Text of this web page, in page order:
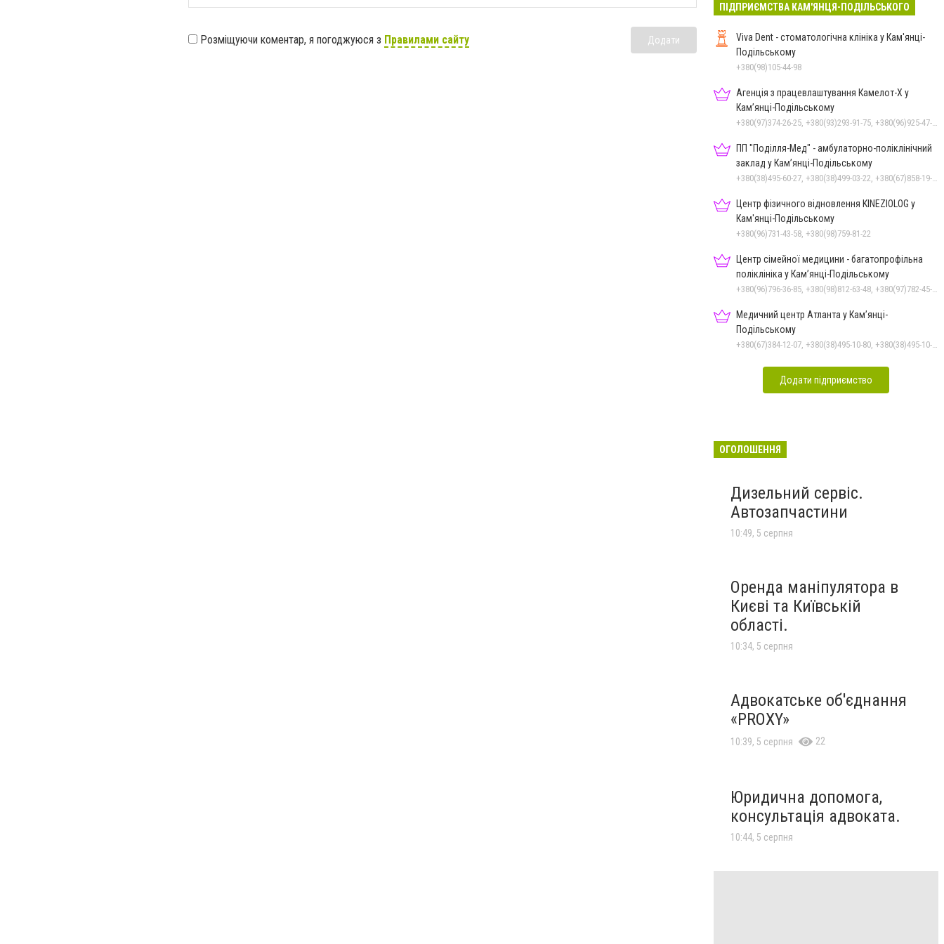
Розміщуючи коментар, я погоджуюся з Правилами сайту Додати
ПІДПРИЄМСТВА КАМ'ЯНЦЯ-ПОДІЛЬСЬКОГО
Viva Dent - стоматологічна клініка у Кам'янці-
Подільському
+380(98)105-44-98
Агенція з працевлаштування Камелот-Х у
Кам’янці-Подільському
+380(97)374-26-25, +380(93)293-91-75, +380(96)925-47-71, +380(73)327-54-83
ПП "Поділля-Мед" - амбулаторно-поліклінічний
заклад у Кам’янці-Подільському
+380(38)495-60-27, +380(38)499-03-22, +380(67)858-19-75
Центр фізичного відновлення KINEZIOLOG у
Кам'янці-Подільському
+380(96)731-43-58, +380(98)759-81-22
Центр сімейної медицини - багатопрофільна
поліклініка у Кам’янці-Подільському
+380(96)796-36-85, +380(98)812-63-48, +380(97)782-45-70
Медичний центр Атланта у Кам’янці-
Подільському
+380(67)384-12-07, +380(38)495-10-80, +380(38)495-10-70
Додати підприємство
ОГОЛОШЕННЯ
Дизельний сервіс.
Автозапчастини
10:49, 5 серпня
Оренда маніпулятора в
Києві та Київській
області.
10:34, 5 серпня
Адвокатське об'єднання
«PROXY»
10:39, 5 серпня 22
Юридична допомога,
консультація адвоката.
10:44, 5 серпня